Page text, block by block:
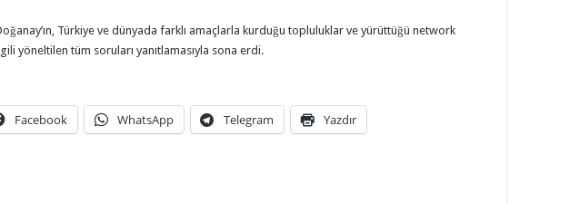
Türkiye ve dünyada farklı amaçlarla kurduğu topluluklar ve yürüttüğü network
yöneltilen tüm soruları yanıtlamasıyla sona erdi.
Facebook WhatsApp Telegram Yazdır